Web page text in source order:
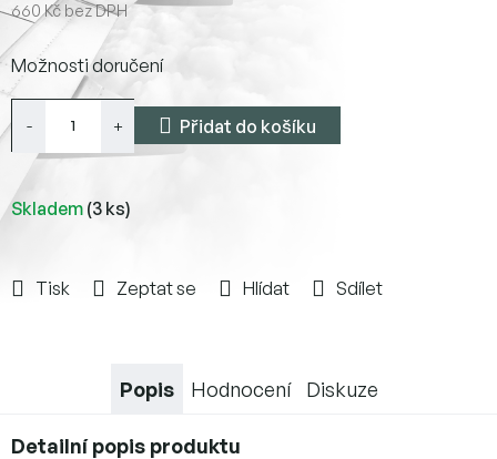
660 Kč bez DPH
Měrná
cena:
Skladem (3 ks)
Možnosti doručení
Přidat do košíku
Tisk Zeptat se Hlídat Sdílet
Popis Hodnocení Diskuze
Detailní popis produktu